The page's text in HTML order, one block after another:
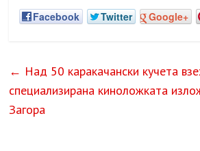
Facebook Twitter Google+
← Над 50 каракачански кучета
специализирана киноложката
Загора